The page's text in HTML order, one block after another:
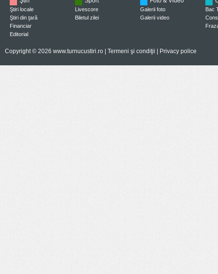
Ştiri locale
Ştiri din ţară
Financiar
Editorial
Livescore
Biletul zilei
Galerii foto
Galerii video
Bac
Copyright © 2026 www.turnucustiri.ro | Termeni şi condiţii Privacy police